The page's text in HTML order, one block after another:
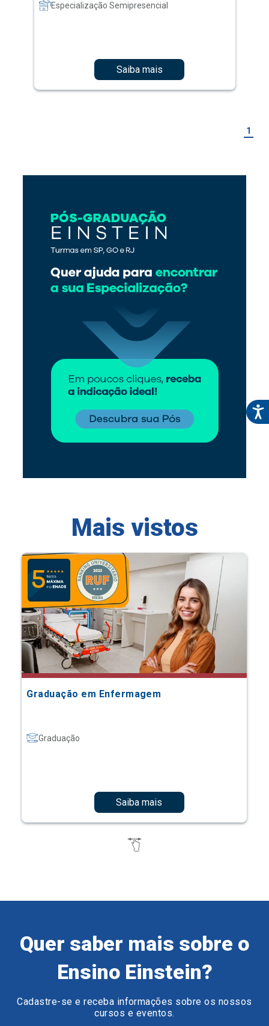
Especialização Semipresencial
Saiba mais
1
Mais vistos
Graduação em Enfermagem
Graduação
Saiba mais
Quer saber mais sobre o
Ensino Einstein?
Cadastre-se e receba informações sobre os nossos
cursos e eventos.